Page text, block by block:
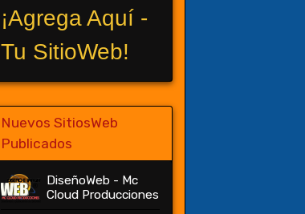
¡Agrega Aquí -
Tu SitioWeb!
Nuevos SitiosWeb
Publicados
DiseñoWeb - Mc
Cloud Producciones